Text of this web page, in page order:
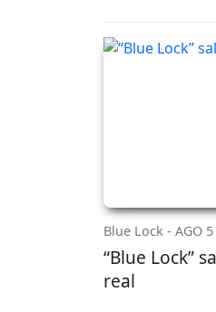
Blue Lock - AGO
“Blue Lock”
real